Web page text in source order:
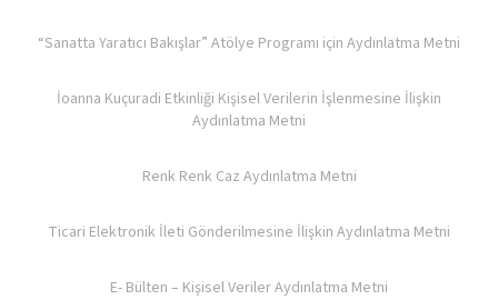
“Sanatta Yaratıcı Bakışlar” Atölye Programı için Aydınlatma Metni
İoanna Kuçuradi Etkinliği Kişisel Verilerin İşlenmesine İlişkin
Aydınlatma Metni
Renk Renk Caz Aydınlatma Metni
Ticari Elektronik İleti Gönderilmesine İlişkin Aydınlatma Metni
E- Bülten – Kişisel Veriler Aydınlatma Metni